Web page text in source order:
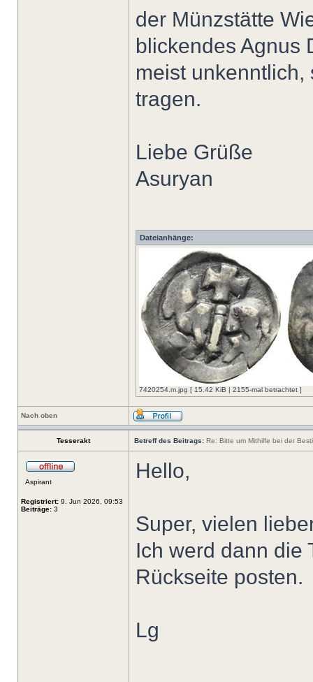
der Münzstätte
blickendes Agnus
meist
tragen.
Liebe Grüße
Asuryan
Dateianhänge:
7420254.m.jpg [ 15.42 KiB | 2155-mal betrachtet ]
Nach oben
Tesserakt Betreff des Beitrags: Re: Bitte um Mithilfe bei der
Aspirant
Registriert: 9. Jun 2026, 09:53
Beiträge: 3
Hello,
Super, vielen
Ich werd dann die
Rückseite posten.
Lg